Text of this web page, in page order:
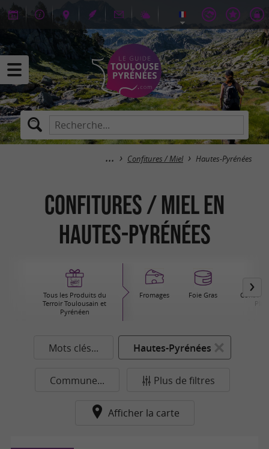
Confitures / Miel Hautes-Pyrénées
Confitures / Miel en
Hautes-Pyrénées
Tous les Produits du
Terroir Toulousain et
Pyrénéen
Fromages Foie Gras
Mots clés... Hautes-Pyrénées
Commune... Plus de filtres
Afficher la carte